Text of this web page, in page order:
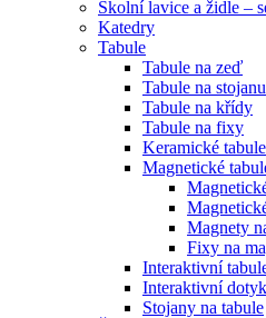
Školní lavice a židle –
Katedry
Tabule
Tabule na zeď
Tabule na stojanu
Tabule na křídy
Tabule na fixy
Keramické tabule
Magnetické
Magnety
Fixy na
Interaktivní
Interaktivní
Stojany na tabule